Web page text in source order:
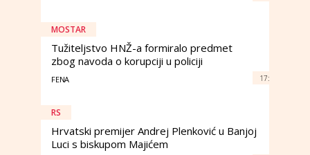
MOSTAR
Tužiteljstvo HNŽ-a formiralo predmet
zbog navoda o korupciji u policiji
FENA 17:
RS
Hrvatski premijer Andrej Plenković u Banjoj
Luci s biskupom Majićem